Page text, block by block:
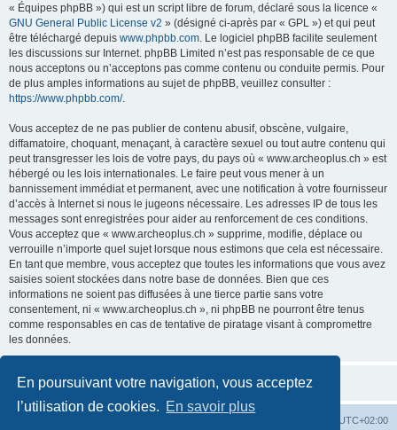
En poursuivant votre navigation, vous acceptez
l’utilisation de cookies. En savoir plus
« Équipes phpBB ») qui est un script libre de forum, déclaré sous la licence «
GNU General Public License v2 » (désigné ci-après par « GPL ») et qui peut
être téléchargé depuis www.phpbb.com. Le logiciel phpBB facilite seulement
les discussions sur Internet. phpBB Limited n’est pas responsable de ce que
nous acceptons ou n’acceptons pas comme contenu ou conduite permis. Pour
de plus amples informations au sujet de phpBB, veuillez consulter :
https://www.phpbb.com/.
Vous acceptez de ne pas publier de contenu abusif, obscène, vulgaire,
diffamatoire, choquant, menaçant, à caractère sexuel ou tout autre contenu qui
peut transgresser les lois de votre pays, du pays où « www.archeoplus.ch » est
hébergé ou les lois internationales. Le faire peut vous mener à un
bannissement immédiat et permanent, avec une notification à votre fournisseur
d’accès à Internet si nous le jugeons nécessaire. Les adresses IP de tous les
messages sont enregistrées pour aider au renforcement de ces conditions.
Vous acceptez que « www.archeoplus.ch » supprime, modifie, déplace ou
verrouille n’importe quel sujet lorsque nous estimons que cela est nécessaire.
En tant que membre, vous acceptez que toutes les informations que vous avez
saisies soient stockées dans notre base de données. Bien que ces
informations ne soient pas diffusées à une tierce partie sans votre
consentement, ni « www.archeoplus.ch », ni phpBB ne pourront être tenus
comme responsables en cas de tentative de piratage visant à compromettre
les données.
UTC+02:00